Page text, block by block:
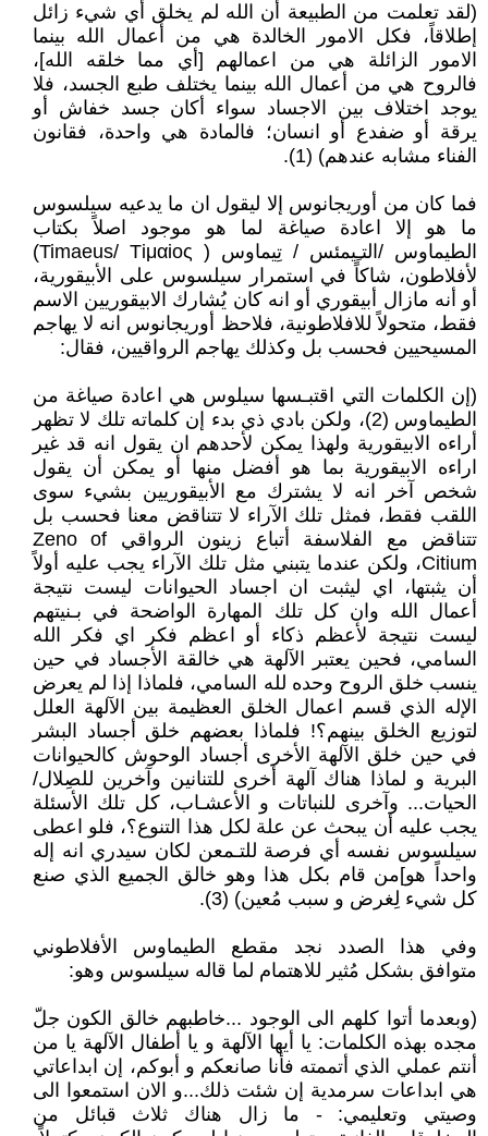
(لقد تعلمت من الطبيعة أن الله لم يخلق أي شيء زائل
إطلاقاً، فكل الامور الخالدة هي من أعمال الله بينما
الامور الزائلة هي من اعمالهم [أي مما خلقه الله]،
فالروح هي من أعمال الله بينما يختلف طبع الجسد، فلا
يوجد اختلاف بين الاجساد سواء أكان جسد خفاش أو
يرقة أو ضفدع أو انسان؛ فالمادة هي واحدة، فقانون
الفناء مشابه عندهم) (1).
فما كان من أوريجانوس إلا ليقول ان ما يدعيه سيلسوس
ما هو إلا اعادة صياغة لما هو موجود اصلاً بكتاب
الطيماوس /التـِيمئس / تِيماوس ( Timaeus/ Тіμαіoς)
لأفلاطون، شاكاً في استمرار سيلسوس على الأبيقورية،
أو أنه مازال أبيقوري أو انه كان يُشارك الابيقوريين الاسم
فقط، متحولاً للافلاطونية، فلاحظ أوريجانوس انه لا يهاجم
المسيحيين فحسب بل وكذلك يهاجم الرواقيين، فقال:
(إن الكلمات التي اقتبـسها سيلوس هي اعادة صياغة من
الطيماوس (2)، ولكن بادي ذي بدء إن كلماته تلك لا تظهر
أراءه الابيقورية ولهذا يمكن لأحدهم ان يقول انه قد غير
اراءه الابيقورية بما هو أفضل منها أو يمكن أن يقول
شخص آخر انه لا يشترك مع الأبيقوريين بشيء سوى
اللقب فقط، فمثل تلك الآراء لا تتناقض معنا فحسب بل
تتناقض مع الفلاسفة أتباع زينون الرواقي Zeno of
Citium، ولكن عندما يتبني مثل تلك الآراء يجب عليه أولاً
أن يثبتها، اي ليثبت ان اجساد الحيوانات ليست نتيجة
أعمال الله وان كل تلك المهارة الواضحة في بـنيتهم
ليست نتيجة لأعظم ذكاء أو اعظم فكر اي فكر الله
السامي، فحين يعتبر الآلهة هي خالقة الأجساد في حين
ينسب خلق الروح وحده لله السامي، فلماذا إذا لم يعرض
الإله الذي قسم اعمال الخلق العظيمة بين الآلهة العلل
لتوزيع الخلق بينهم؟! فلماذا بعضهم خلق أجساد البشر
في حين خلق الآلهة الأخرى أجساد الوحوش كالحيوانات
البرية و لماذا هناك آلهة أخرى للتنانين وآخرين للصِلال/
الحيات... وآخرى للنباتات و الأعشـاب، كل تلك الأسئلة
يجب عليه أن يبحث عن علة لكل هذا التنوع؟، فلو اعطى
سيلسوس نفسه أي فرصة للتـمعن لكان سيدري انه إله
واحداً هو]من قام بكل هذا وهو خالق الجميع الذي صنع
كل شيء لِغرض و سبب مُعين) (3).
وفي هذا الصدد نجد مقطع الطيماوس الأفلاطوني
متوافق بشكل مُثير للاهتمام لما قاله سيلسوس وهو:
(وبعدما أتوا كلهم الى الوجود ...خاطبهم خالق الكون جلّ
مجده بهذه الكلمات: يا أيها الآلهة و يا أطفال الآلهة يا من
أنتم عملي الذي أتممته فأنا صانعكم و أبوكم، إن ابداعاتي
هي ابداعات سرمدية إن شئت ذلك...و الان استمعوا الى
وصيتي وتعليمي: - ما زال هناك ثلاث قبائل من